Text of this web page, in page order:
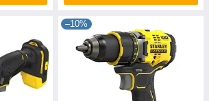
–10%